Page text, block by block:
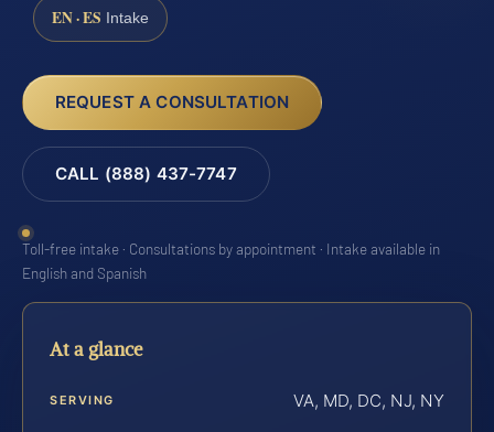
EN · ES Intake
REQUEST A CONSULTATION
CALL (888) 437-7747
Toll-free intake · Consultations by appointment · Intake available in
English and Spanish
At a glance
SERVING VA, MD, DC, NJ, NY